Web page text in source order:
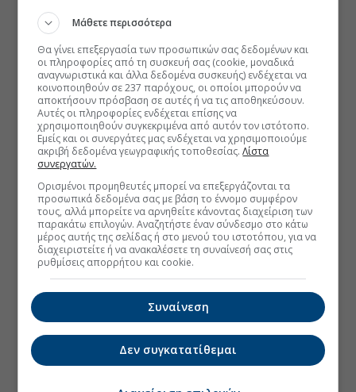
Μάθετε περισσότερα
Θα γίνει επεξεργασία των προσωπικών σας δεδομένων και
οι πληροφορίες από τη συσκευή σας (cookie, μοναδικά
αναγνωριστικά και άλλα δεδομένα συσκευής) ενδέχεται να
κοινοποιηθούν σε 237 παρόχους, οι οποίοι μπορούν να
αποκτήσουν πρόσβαση σε αυτές ή να τις αποθηκεύσουν.
Αυτές οι πληροφορίες ενδέχεται επίσης να
χρησιμοποιηθούν συγκεκριμένα από αυτόν τον ιστότοπο.
Εμείς και οι συνεργάτες μας ενδέχεται να χρησιμοποιούμε
ακριβή δεδομένα γεωγραφικής τοποθεσίας.Λίστα
συνεργατών.
Ορισμένοι προμηθευτές μπορεί να επεξεργάζονται τα
προσωπικά δεδομένα σας με βάση το έννομο συμφέρον
τους, αλλά μπορείτε να αρνηθείτε κάνοντας διαχείριση των
παρακάτω επιλογών. Αναζητήστε έναν σύνδεσμο στο κάτω
μέρος αυτής της σελίδας ή στο μενού του ιστοτόπου, για να
διαχειριστείτε ή να ανακαλέσετε τη συναίνεσή σας στις
ρυθμίσεις απορρήτου και cookie.
Συναίνεση
Δεν συγκατατίθεμαι